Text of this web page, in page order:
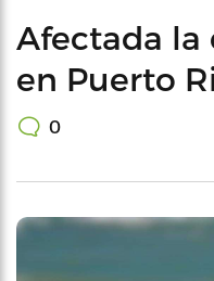
Afectada la
en Puerto
0